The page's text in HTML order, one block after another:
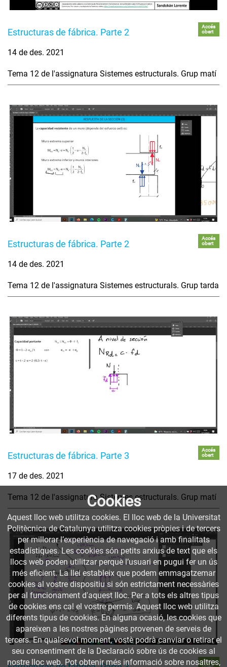
Estructuras de fábrica. Parte 2
Accés
obert
14 de des. 2021
Tema 12 de l'assignatura Sistemes estructurals. Grup matí
Estructuras de fábrica. Parte 2
Accés
obert
14 de des. 2021
Tema 12 de l'assignatura Sistemes estructurals. Grup tarda
Estructuras de fábrica. Parte 3
Accés
obert
17 de des. 2021
Tema 12 de l'assignatura Sistemes estructurals. Grup matí
Accés
Cookies
Aquest lloc web utilitza cookies. El lloc web de la Universitat
Politècnica de Catalunya utilitza cookies pròpies i de tercers
per millorar l’experiència de navegació i amb finalitats
estadístiques. Les cookies són petits arxius de text que els
llocs web poden utilitzar perquè l’usuari en pugui fer un ús
més eficient. La llei estableix que podem emmagatzemar
cookies al vostre dispositiu si són estrictament necessàries
per al funcionament d'aquest lloc. Per a tots els altres tipus
de cookies ens cal el vostre permís. Aquest lloc web utilitza
diferents tipus de cookies. En alguna ocasió, les cookies que
apareixen a les nostres pàgines provenen de serveis de
tercers. En qualsevol moment, vostè podrà canviar o retirar el
seu consentiment de la Declaració sobre ús de cookies al
nostre lloc web. Pot obtenir més informació sobre nosaltres,